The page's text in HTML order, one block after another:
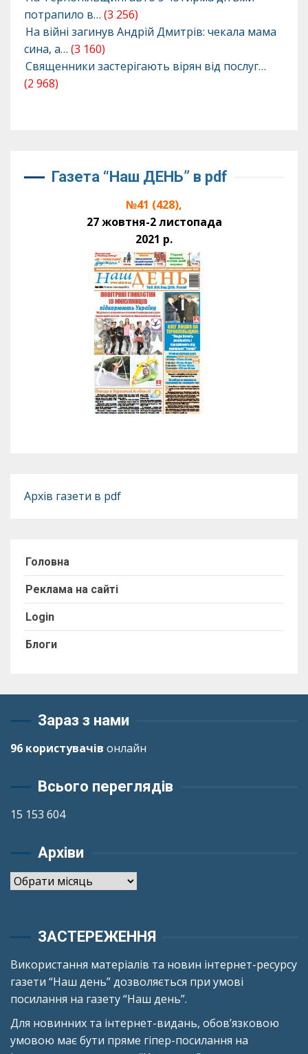
потрапило в… (3 256)
На війні загинув Андрій Дмитрів: чекала мама
сина, а… (3 160)
Священники застерігають вірян від послуг…
(2 968)
Газета “Наш ДЕНЬ” в pdf
№41 (428),
27 жовтня-2 листопада
2021 р.
Архів газети в pdf
Головна
Реклама на сайті
Login
Блоги
Зараз з нами
96 користувачів онлайн
Всього переглядів
15 153 604
Архіви
Архіви
ЗАСТЕРЕЖЕННЯ
Використання матеріалів та новин інтернет-ресурсу
газети “Наш день” дозволяється при умові
посилання на газету “Наш день”.
Для новинних та інтернет-видань, обов’язковою
умовою має бути пряме гіпер-посилання на